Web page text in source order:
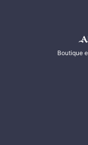
Boutique